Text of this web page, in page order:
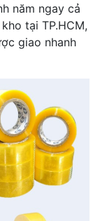
năm ngay cả
tại TP.HCM,
giao nhanh